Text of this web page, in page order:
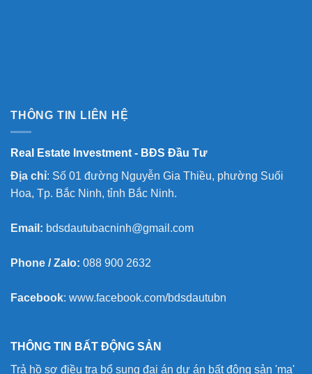
THÔNG TIN LIÊN HỆ
Real Estate Investment - BĐS Đầu Tư
Địa chỉ: Số 01 đường Nguyễn Gia Thiều, phường Suối
Hoa, Tp. Bắc Ninh, tỉnh Bắc Ninh.
Email: bdsdautubacninh@gmail.com
Phone / Zalo: 088 900 2632
Facebook: www.facebook.com/bdsdautubn
THÔNG TIN BẤT ĐỘNG SẢN
Trả hồ sơ điều tra bổ sung đại án dự án bất động sản 'ma'